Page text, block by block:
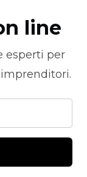
line
esperti per